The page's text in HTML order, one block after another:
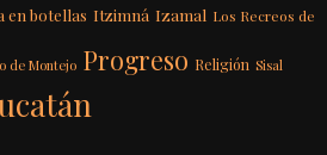
en botellas Itzimná Izamal Los Recreos de
de Montejo Progreso Religión Sisal